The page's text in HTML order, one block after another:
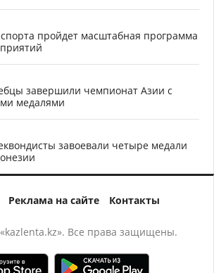
пройдет масштабная программа
завершили чемпионат Азии с
медалями
завоевали четыре медали
Реклама на сайте Контакты
Все права защищены.